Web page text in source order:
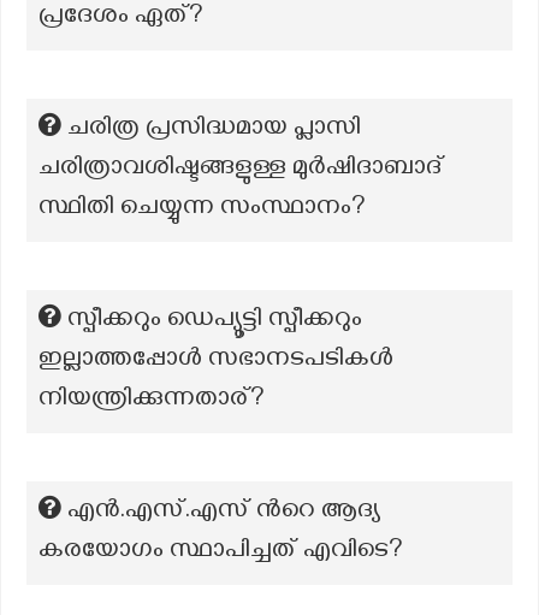
പ്രദേശം ഏത്?
ചരിത്ര പ്രസിദ്ധമായ പ്ലാസി
ചരിത്രാവശിഷ്ടങ്ങളുള്ള മുര്‍ഷിദാബാദ്
സ്ഥിതി ചെയ്യുന്ന സംസ്ഥാനം?
സ്പീക്കറും ഡെപ്യൂട്ടി സ്പീക്കറും
ഇല്ലാത്തപ്പോൾ സഭാനടപടികൾ
നിയന്ത്രിക്കുന്നതാര്?
എൻ.എസ്.എസ് ന്‍റെ ആദ്യ
കരയോഗം സ്ഥാപിച്ചത് എവിടെ?